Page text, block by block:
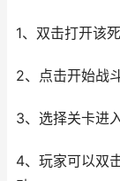
1、双击打开该
2、点击开始战斗
3、选择关卡进
4、玩家可以双